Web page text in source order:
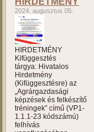
2024. augusztus 05.
HIRDETMÉNY
Kifüggesztés
tárgya: Hivatalos
Hirdetmény
(Kifüggesztésre) az
„Agrárgazdasági
képzések és felkészítő
tréningek” című (VP1-
1.1.1-23 kódszámú)
felhívás